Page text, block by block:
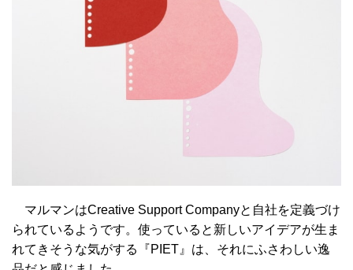
マルマンはCreative Support Companyと自社を定義づけ
られているようです。使っていると新しいアイデアが生ま
れてきそうな気がする『PIET』は、それにふさわしい逸